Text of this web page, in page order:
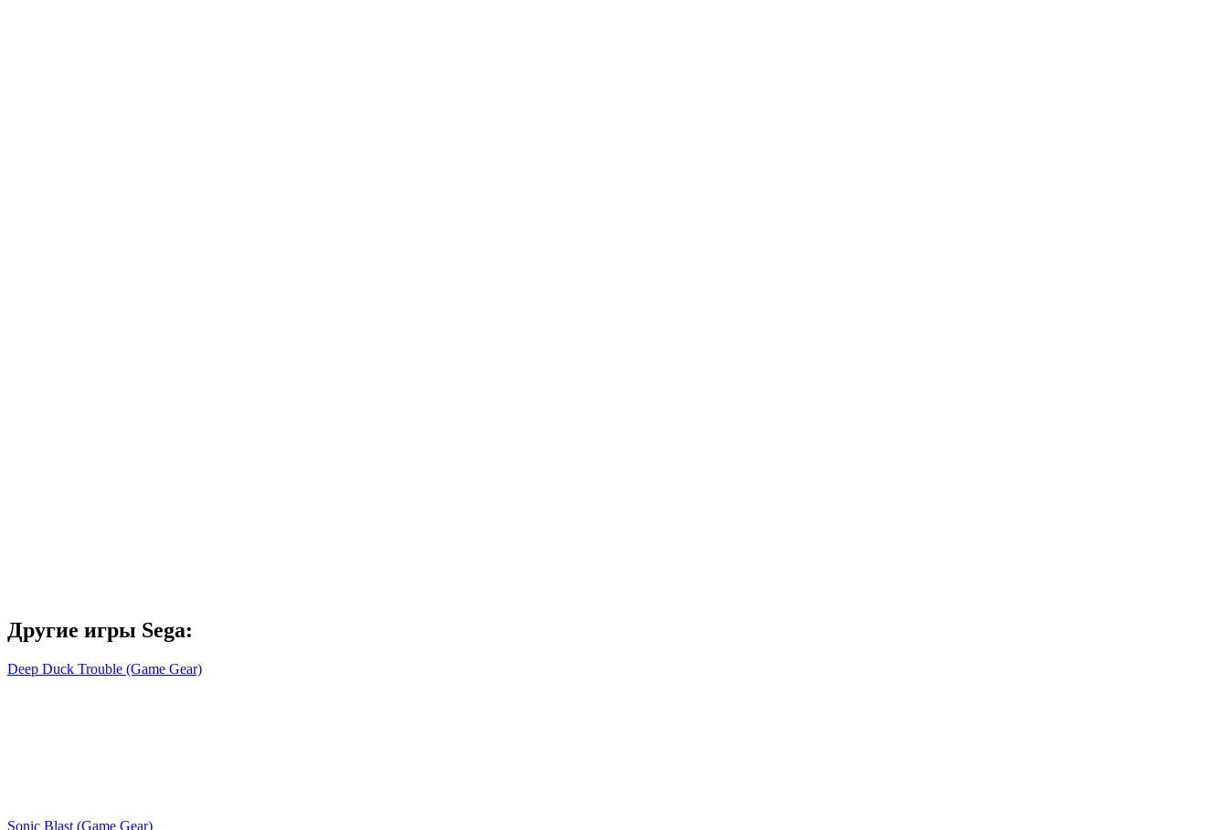
Другие игры Sega:
Deep Duck Trouble (Game Gear)
Sonic Blast (Game Gear)